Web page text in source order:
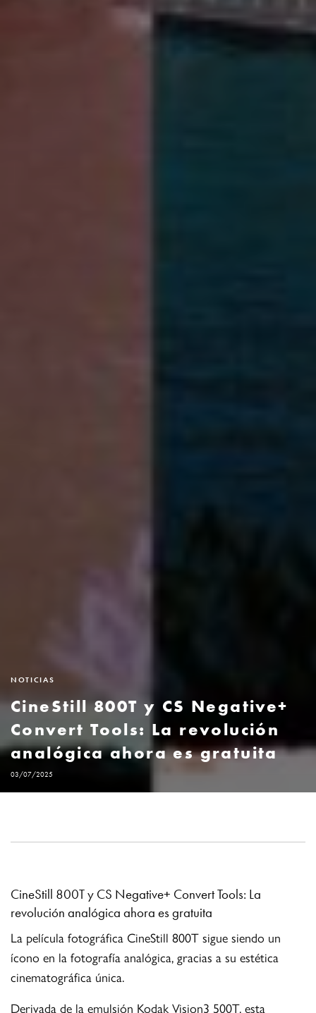
NOTICIAS
CineStill 800T y CS Negative+
Convert Tools: La revolución
analógica ahora es gratuita
03/07/2025
CineStill 800T y CS Negative+ Convert Tools: La
revolución analógica ahora es gratuita
La película fotográfica CineStill 800T sigue siendo un
ícono en la fotografía analógica, gracias a su estética
cinematográfica única.
Derivada de la emulsión Kodak Vision3 500T, esta